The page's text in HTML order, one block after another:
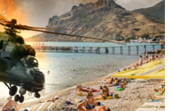
КРИМУ